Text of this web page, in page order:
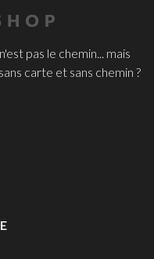
pas le chemin... mais
carte et sans chemin ?